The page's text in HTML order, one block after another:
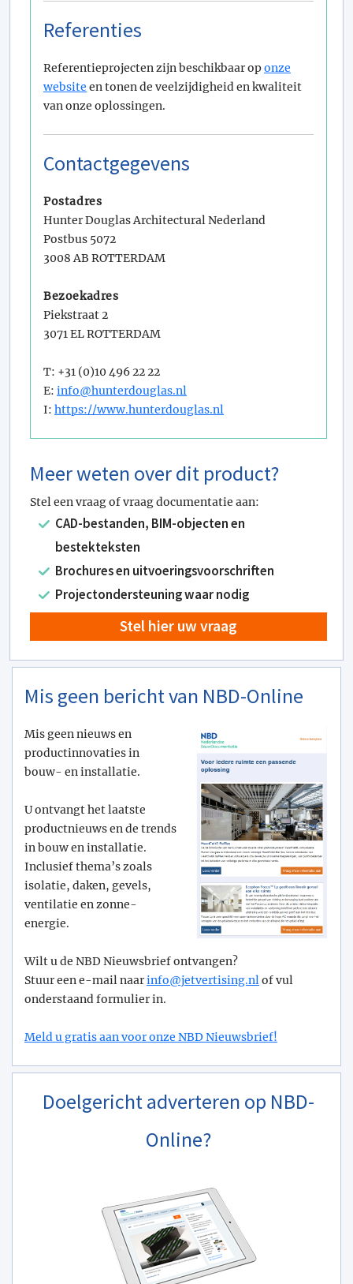
Referenties
Referentieprojecten zijn beschikbaar oponze
website en tonen de veelzijdigheid en kwaliteit
van onze oplossingen.
Contactgegevens
Postadres
Hunter Douglas Architectural Nederland
Postbus 5072
3008 AB ROTTERDAM
Bezoekadres
Piekstraat 2
3071 EL ROTTERDAM
T: +31 (0)10 496 22 22
E: info@hunterdouglas.nl
I: https://www.hunterdouglas.nl
Meer weten over dit product?
Stel een vraag of vraag documentatie aan:
CAD-bestanden, BIM-objecten en
bestekteksten
Brochures en uitvoeringsvoorschriften
Projectondersteuning waar nodig
Stel hier uw vraag
Mis geen bericht van NBD-Online
Mis geen nieuws en
productinnovaties in
bouw- en installatie.
U ontvangt het laatste
productnieuws en de trends
in bouw en installatie.
Inclusief thema’s zoals
isolatie, daken, gevels,
ventilatie en zonne-
energie.
Wilt u de NBD Nieuwsbrief ontvangen?
Stuur een e-mail naarinfo@­jetvertising.nlof vul
onderstaand formulier in.
Meld u gratis aan voor onze NBD Nieuwsbrief!
Doelgericht adverteren op NBD-
Online?